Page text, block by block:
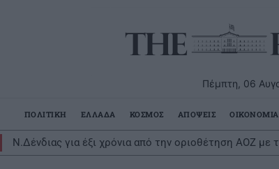
Πέμπτη, 06
ΠΟΛΙΤΙΚΗ ΕΛΛΑΔΑ ΚΟΣΜΟΣ ΑΠΟΨΕΙΣ ΟΙΚΟΝΟΜΙΑ
Ν.Δένδιας για έξι χρόνια από την οριοθέτηση ΑΟΖ